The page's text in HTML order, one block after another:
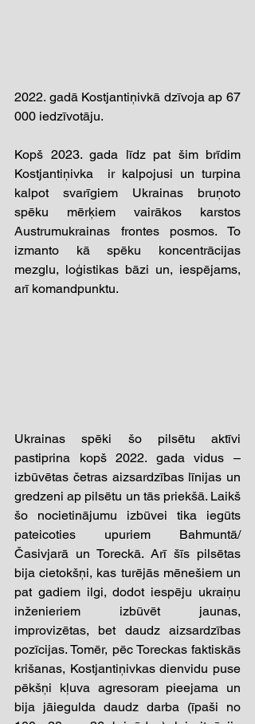
2022. gadā Kostjantiņivkā dzīvoja ap 67
000 iedzīvotāju.
Kopš 2023. gada līdz pat šim brīdim
Kostjantiņivka  ir kalpojusi un turpina
kalpot svarīgiem Ukrainas bruņoto
spēku mērķiem vairākos karstos
Austrumukrainas frontes posmos. To
izmanto kā spēku koncentrācijas
mezglu, loģistikas bāzi un, iespējams,
arī komandpunktu.
Ukrainas spēki šo pilsētu aktīvi
pastiprina kopš 2022. gada vidus –
izbūvētas četras aizsardzības līnijas un
gredzeni ap pilsētu un tās priekšā. Laikš
šo nocietinājumu izbūvei tika iegūts
pateicoties upuriem Bahmuntā/
Časivjarā un Toreckā. Arī šīs pilsētas
bija cietokšņi, kas turējās mēnešiem un
pat gadiem ilgi, dodot iespēju ukraiņu
inženieriem izbūvēt jaunas,
improvizētas, bet daudz aizsardzības
pozīcijas. Tomēr, pēc Toreckas faktiskās
krišanas, Kostjantiņivkas dienvidu puse
pēkšņi kļuva agresoram pieejama un
bija jāiegulda daudz darba (īpaši no